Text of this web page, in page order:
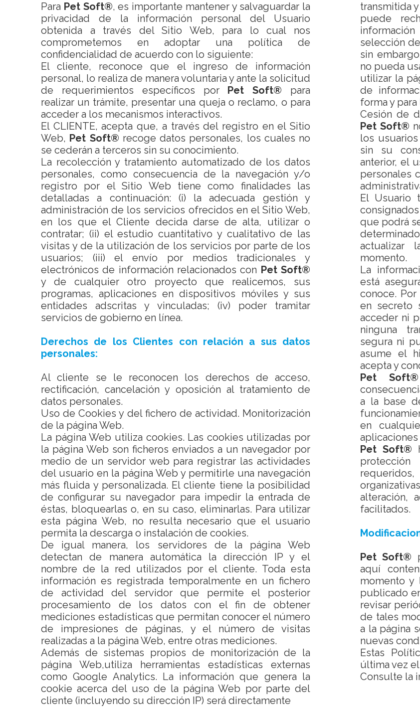
Para Pet Soft®, es importante mantener y salvaguardar la
privacidad de la información personal del Usuario
obtenida a través del Sitio Web, para lo cual nos
comprometemos en adoptar una política de
confidencialidad de acuerdo con lo siguiente:
El cliente, reconoce que el ingreso de información
personal, lo realiza de manera voluntaria y ante la solicitud
de requerimientos específicos por Pet Soft® para
realizar un trámite, presentar una queja o reclamo, o para
acceder a los mecanismos interactivos.
El CLIENTE, acepta que, a través del registro en el Sitio
Web, Pet Soft® recoge datos personales, los cuales no
se cederán a terceros sin su conocimiento.
La recolección y tratamiento automatizado de los datos
personales, como consecuencia de la navegación y/o
registro por el Sitio Web tiene como finalidades las
detalladas a continuación: (i) la adecuada gestión y
administración de los servicios ofrecidos en el Sitio Web,
en los que el Cliente decida darse de alta, utilizar o
contratar; (ii) el estudio cuantitativo y cualitativo de las
visitas y de la utilización de los servicios por parte de los
usuarios; (iii) el envío por medios tradicionales y
electrónicos de información relacionados con Pet Soft®
y de cualquier otro proyecto que realicemos, sus
programas, aplicaciones en dispositivos móviles y sus
entidades adscritas y vinculadas; (iv) poder tramitar
servicios de gobierno en línea.
Derechos de los Clientes con relación a sus datos
personales:
Al cliente se le reconocen los derechos de acceso,
rectificación, cancelación y oposición al tratamiento de
datos personales.
Uso de Cookies y del fichero de actividad. Monitorización
de la página Web.
La página Web utiliza cookies. Las cookies utilizadas por
la página Web son ficheros enviados a un navegador por
medio de un servidor web para registrar las actividades
del usuario en la página Web y permitirle una navegación
más fluida y personalizada. El cliente tiene la posibilidad
de configurar su navegador para impedir la entrada de
éstas, bloquearlas o, en su caso, eliminarlas. Para utilizar
esta página Web, no resulta necesario que el usuario
permita la descarga o instalación de cookies.
De igual manera, los servidores de la página Web
detectan de manera automática la dirección IP y el
nombre de la red utilizados por el cliente. Toda esta
información es registrada temporalmente en un fichero
de actividad del servidor que permite el posterior
procesamiento de los datos con el fin de obtener
mediciones estadísticas que permitan conocer el número
de impresiones de páginas, y el número de visitas
realizadas a la página Web, entre otras mediciones.
Además de sistemas propios de monitorización de la
página Web,utiliza herramientas estadísticas externas
como Google Analytics. La información que genera la
cookie acerca del uso de la página Web por parte del
cliente (incluyendo su dirección IP) será directamente
transmitida
puede
selección
sin
no pueda
utilizar la
de
forma y
Cesión de
Pet Soft®
los
sin su
anterior, el
personales
El Usuario
que podrá
actualizar
momento.
La
está
conoce.
en secreto
acceder ni
ninguna
segura ni
asume el
acepta y
Pet Soft®
a la base
en
Pet Soft®
alteración,
facilitados.
Pet Soft®
aquí
momento y
publicado
revisar
de tales
a la página
nuevas
Estas
última vez el
Consulte la